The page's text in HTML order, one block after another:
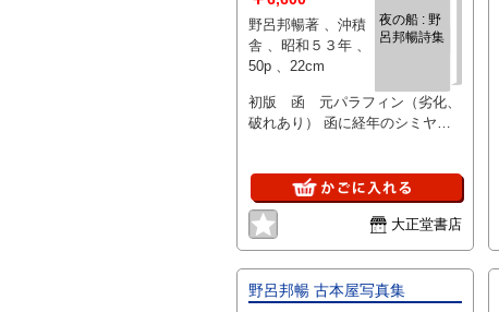
夜の船 : 野
呂邦暢詩集
野呂邦暢著 、沖積
舎 、昭和５３年 、
50p 、22cm
初版 函 元パラフィン（劣化、
破れあり） 函に経年のシミヤケ
大正堂書店
野呂邦暢 古本屋写真集